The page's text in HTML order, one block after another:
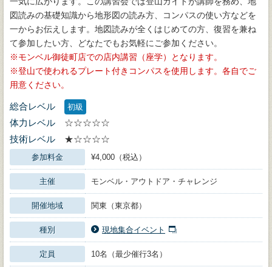
図読みの基礎知識から地形図の読み方、コンパスの使い方などを
一からお伝えします。地図読みが全くはじめての方、復習を兼ね
て参加したい方、どなたでもお気軽にご参加ください。
モンベル御徒町店での店内講習（座学）となります。
登山で使われるプレート付きコンパスを使用します。各自でご
用意ください。
総合レベル 初級
体力レベル
☆☆☆☆☆
技術レベル
★☆☆☆☆
参加料金 ¥4,000（税込）
主催 モンベル・アウトドア・チャレンジ
開催地域 関東（東京都）
種別 現地集合イベント
定員 10名（最少催行3名）